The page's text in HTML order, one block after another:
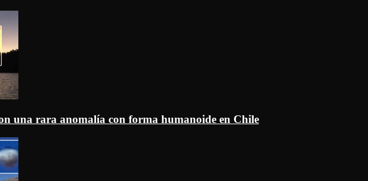
una rara anomalía con forma humanoide en Chile